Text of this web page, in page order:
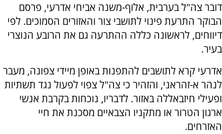
דובר צה"ל בערבית, אלוף-משנה אביחי אדרעי, פרסם
הבוקר התרעת פינוי לתושבי צור והאזורים הסמוכים. לפי
דיווחים, לראשונה כללה ההתרעה גם את הרובע הנוצרי
בעיר.
אדרעי קרא לתושבים להתפנות באופן מיידי צפונה, מעבר
לנהר א-זהראני, והזהיר כי צה"ל צפוי לפעול נגד תשתיות
ופעילי חיזבאללה באזור. לדבריו, נוכחות בקרבת אנשי
ארגון הטרור או מתקניו הצבאיים מסכנת את חיי
האזרחים.